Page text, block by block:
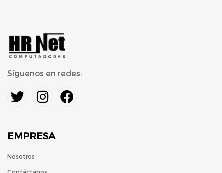
Síguenos en redes:
EMPRESA
Nosotros